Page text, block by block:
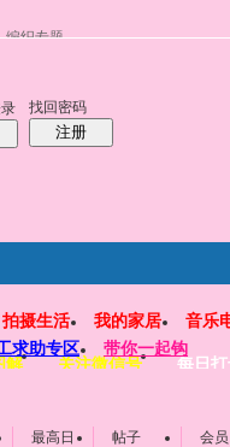
编织专题
找回密码
注册
解 关注微信号 每日
拍摄生活 我的家居
音乐
求助专区 带你一起钩
最高日
帖子
会员